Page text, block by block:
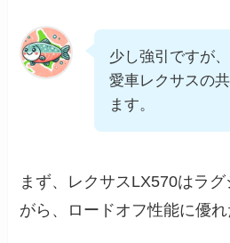
少し強引ですが
愛車レクサスの
ます。
まず、レクサスLX570はラ
がら、ロードオフ性能に優れ